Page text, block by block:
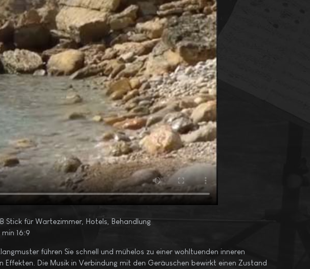
Stick für Wartezimmer, Hotels, Behandlung
16:9
führen Sie schnell und mühelos zu einer wohltuenden inneren
Die Musik in Verbindung mit den Geräuschen bewirkt einen Zustand